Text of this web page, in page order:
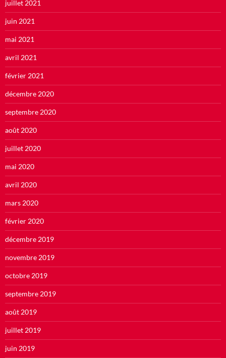
juillet 2021
juin 2021
mai 2021
avril 2021
février 2021
décembre 2020
septembre 2020
août 2020
juillet 2020
mai 2020
avril 2020
mars 2020
février 2020
décembre 2019
novembre 2019
octobre 2019
septembre 2019
août 2019
juillet 2019
juin 2019